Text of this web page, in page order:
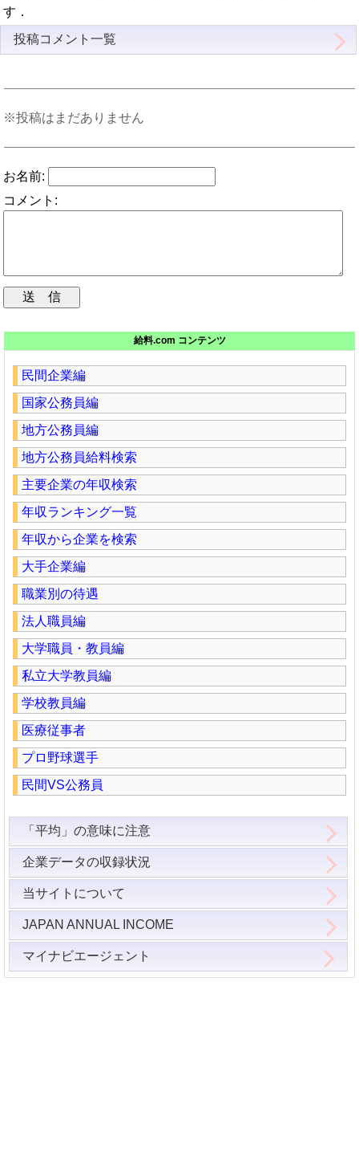
す．
投稿コメント一覧
※投稿はまだありません
お名前:
コメント:
給料.com コンテンツ
民間企業編
国家公務員編
地方公務員編
地方公務員給料検索
主要企業の年収検索
年収ランキング一覧
年収から企業を検索
大手企業編
職業別の待遇
法人職員編
大学職員・教員編
私立大学教員編
学校教員編
医療従事者
プロ野球選手
民間VS公務員
「平均」の意味に注意
企業データの収録状況
当サイトについて
JAPAN ANNUAL INCOME
マイナビエージェント